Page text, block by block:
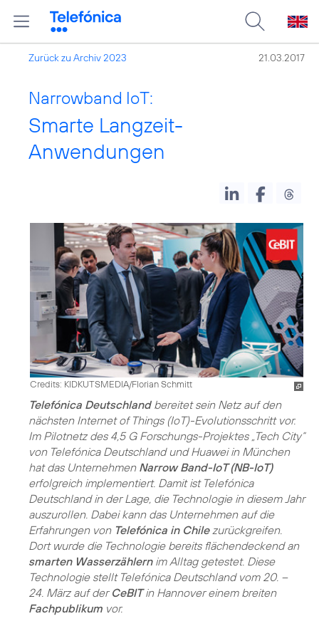
Zurück zu Archiv 2023 21.03.2017
Narrowband IoT:
Smarte Langzeit-
Anwendungen
Credits: KIDKUTSMEDIA/Florian Schmitt
Telefónica Deutschlandbereitet sein Netz auf den
nächsten Internet of Things (IoT)-Evolutionsschritt vor.
Im Pilotnetz des 4,5 G Forschungs-Projektes „Tech City“
von Telefónica Deutschland und Huawei in München
hat das Unternehmen Narrow Band-IoT (NB-IoT)
erfolgreich implementiert. Damit ist Telefónica
Deutschland in der Lage, die Technologie in diesem Jahr
auszurollen. Dabei kann das Unternehmen auf die
Erfahrungen von Telefónica in Chilezurückgreifen.
Dort wurde die Technologie bereits flächendeckend an
smarten Wasserzählernim Alltag getestet. Diese
Technologie stellt Telefónica Deutschland vom 20. –
24. März auf der CeBITin Hannover einem breiten
Fachpublikum vor.